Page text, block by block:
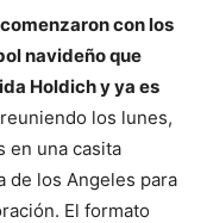
con los
navideño que
Holdich y ya es
los lunes,
en una casita
de los Angeles para
El formato